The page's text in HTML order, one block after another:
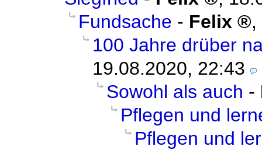
Fundsache - Felix
,
100 Jahre drüber
19.08.2020, 22:43
Sowohl als auch -
Pflegen und
Pflegen und